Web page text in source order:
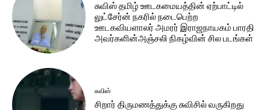
சுவிஸ் தமிழ் ஊடகமையத்தின் ஏற்பாட்டில்
லுட்சேர்ன் நகரில் நடைபெற்ற
ஊடகவியளாலர் அமரர் இராஜநாயகம் பாரதி
அவர்களின்அஞ்சலி நிகழ்வின் சில படங்கள்
சுவிஸ்
சிறார் திருமணத்துக்கு சுவிசில் வருகிறது